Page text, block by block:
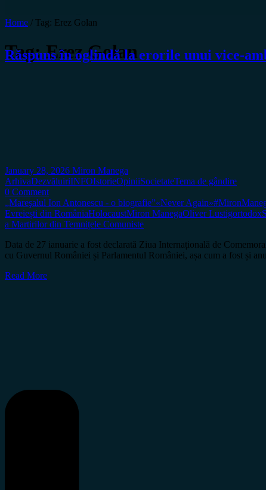
Home / Tag: Erez Golan
Tag:Erez Golan
Răspuns în oglindă la erorile unui vice-
January 28, 2026 Miron Manega
ArhivaDezvăluiriINFOIstorieOpiniiSocietateTema de gândire
0 Comment
„Mareşalul Ion Antonescu - o biografie”«Never Again»
Evreiești din RomâniaHolocaustMiron ManegaOliver Lustigortodox
a Martirilor din Temnițele Comuniste
Data de 27 ianuarie a fost declarată Ziua Internațională de
cu Guvernul României și Parlamentul României, așa cum a fost și
Read More